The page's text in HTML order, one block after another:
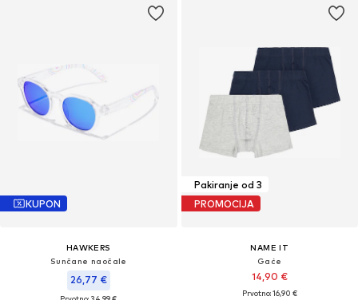
KUPON
HAWKERS
Sunčane naočale
26,77 €
Pakiranje od 3
PROMOCIJA
NAME IT
Gaće
14,90 €
Prvotno: 16,90 €